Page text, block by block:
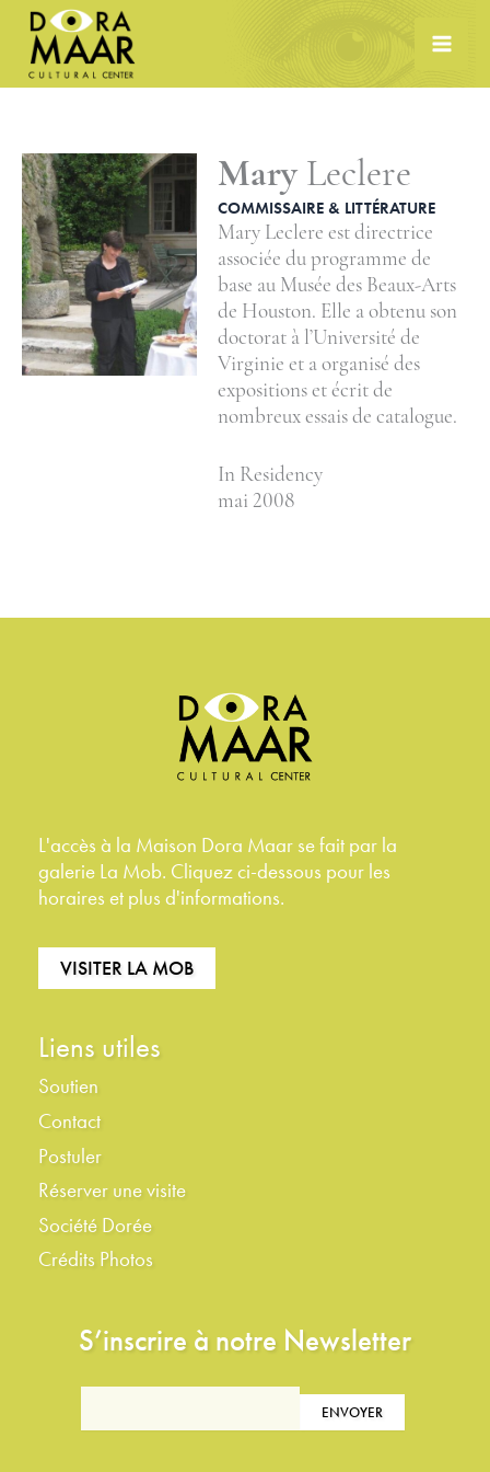
Skip
content
Mary Leclere
COMMISSAIRE & LITTÉRATURE
Mary Leclere est directrice
associée du programme de
base au Musée des Beaux-Arts
de Houston. Elle a obtenu son
doctorat à l’Université de
Virginie et a organisé des
expositions et écrit de
nombreux essais de catalogue.
In Residency
mai 2008
L'accès à la Maison Dora Maar se fait par la
galerie La Mob. Cliquez ci-dessous pour les
horaires et plus d'informations.
VISITER LA MOB
Liens utiles
Soutien
Contact
Postuler
Réserver une visite
Société Dorée
Crédits Photos
S’inscrire à notre Newsletter